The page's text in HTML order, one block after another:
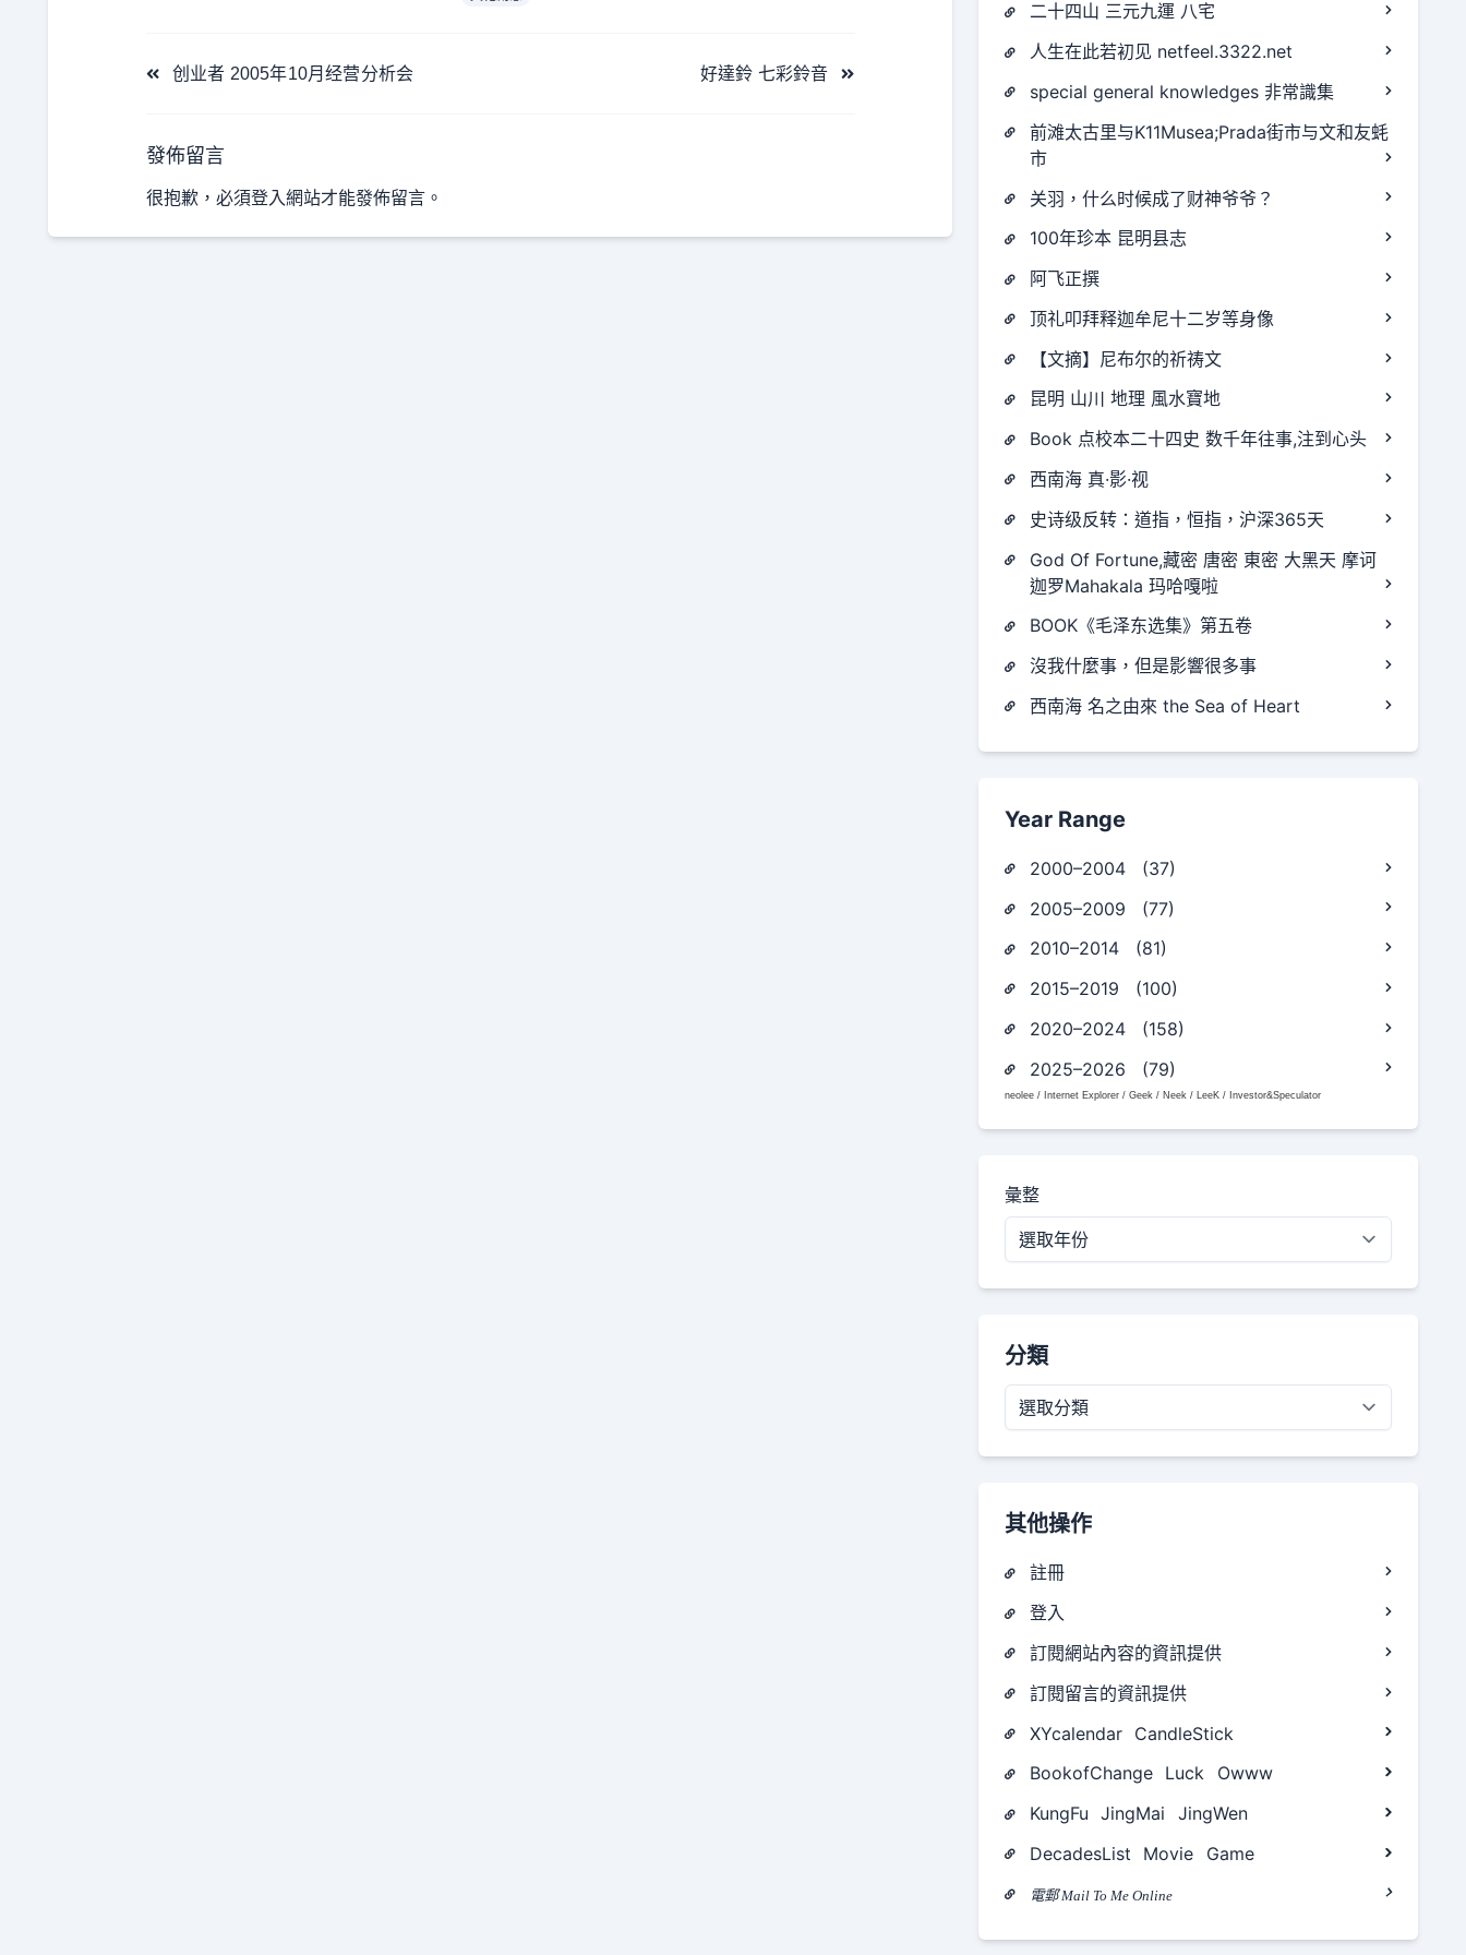
<span
screen-
text">Page</span>
创业者 2005年10月经营分析会 好達鈴 七彩鈴音
發佈留言
很抱歉，必須登入網站才能發佈留言。
二十四山 三元九運 八宅
人生在此若初见 netfeel.3322.net
special general knowledges 非常識集
前滩太古里与K11Musea;Prada街市与文和友蚝
市
关羽，什么时候成了财神爷爷？
100年珍本 昆明县志
阿飞正撰
顶礼叩拜释迦牟尼十二岁等身像
【文摘】尼布尔的祈祷文
昆明 山川 地理 風水寶地
Book 点校本二十四史 数千年往事,注到心头
西南海 真·影·视
史诗级反转：道指，恒指，沪深365天
God Of Fortune,藏密 唐密 東密 大黑天 摩诃
迦罗Mahakala 玛哈嘎啦
BOOK《毛泽东选集》第五卷
沒我什麼事，但是影響很多事
西南海 名之由來 the Sea of Heart
Year Range
2000–2004 (37)
2005–2009 (77)
2010–2014 (81)
2015–2019 (100)
2020–2024 (158)
2025–2026 (79)
neolee / Internet Explorer / Geek / Neek / LeeK / Investor&Speculator
彙整
分類
分
類
其他操作
註冊
登入
訂閱網站內容的資訊提供
訂閱留言的資訊提供
XYcalendar
CandleStick
BookofChange
Luck
Owww
KungFu
JingMai
JingWen
DecadesList
Movie Game
電郵 Mail To Me Online